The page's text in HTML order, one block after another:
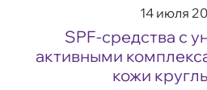
14 июля
SPF-средства с
активными
кожи